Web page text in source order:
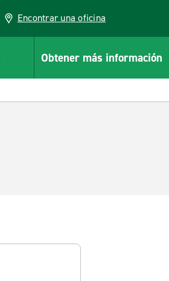
Encontrar una oficina
Obtener más información